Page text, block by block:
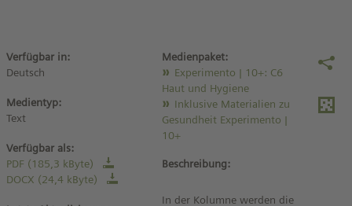
Verfügbar in:
Deutsch
Medientyp:
Text
Verfügbar als:
PDF (185,3 kByte)
DOCX (24,4 kByte)
Medienpaket:
Experimento | 10+: C6
Haut und Hygiene
Inklusive Materialien zu
Gesundheit Experimento |
10+
Beschreibung:
In der Kolumne werden die